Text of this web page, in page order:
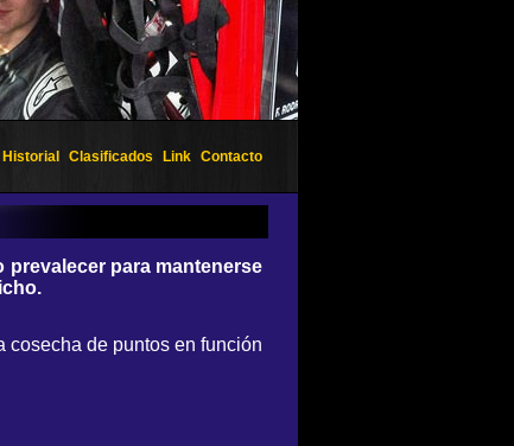
Historial Clasificados Link Contacto
para mantenerse
cosecha de puntos en función